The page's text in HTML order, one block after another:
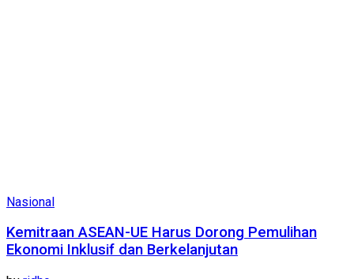
Nasional
Kemitraan ASEAN-UE Harus Dorong Pemulihan
Ekonomi Inklusif dan Berkelanjutan